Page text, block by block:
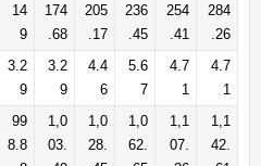
14
9
174
.68
205
.17
236
.45
254
.41
284
.26
3.2
9
3.2
9
4.4
6
5.6
7
4.7
1
4.7
1
99
8.8
1,0
03.
1,0
28.
1,0
62.
1,1
07.
1,1
42.